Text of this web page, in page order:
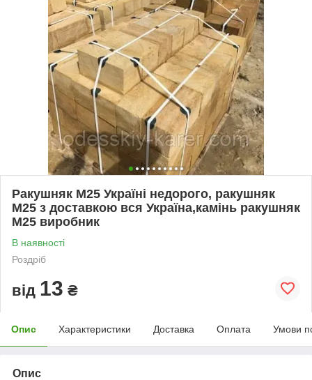
Ракушняк М25 Україні недорого, ракушняк
М25 з доставкою вся Україна,камінь ракушняк
М25 виробник
В наявності
Роздріб
від 13 ₴
Опис Характеристики Доставка Оплата Умови
Опис